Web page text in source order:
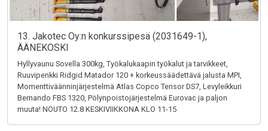
13. Jakotec Oy:n konkurssipesä (2031649-1),
ÄÄNEKOSKI
Hyllyvaunu Sovella 300kg, Työkalukaapin työkalut ja tarvikkeet,
Ruuvipenkki Ridgid Matador 120 + korkeussäädettävä jalusta MPI,
Momenttiväänninjärjestelmä Atlas Copco Tensor DS7, Levyleikkuri
Bernando FBS 1320, Pölynpoistojärjestelmä Eurovac ja paljon
muuta! NOUTO 12.8 KESKIVIIKKONA KLO 11-15